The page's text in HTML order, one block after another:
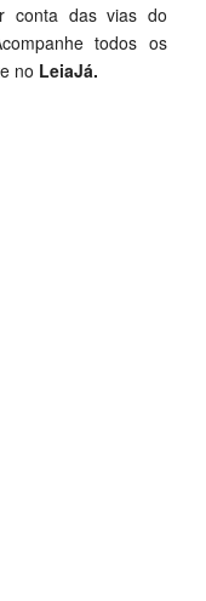
conta das vias do
todos os
no LeiaJá.